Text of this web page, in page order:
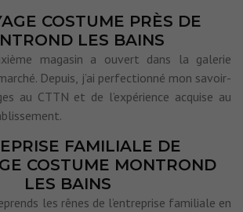
COSTUME PRÈS DE
LES BAINS
magasin a ouvert dans la galerie
Depuis, j’ai perfectionné mon savoir-
au CTTN et de l’expérience acquise au
FAMILIALE DE
COSTUME MONTROND
LES BAINS
les rênes de l’entreprise familiale en